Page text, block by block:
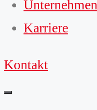
Unternehmen
Karriere
Kontakt